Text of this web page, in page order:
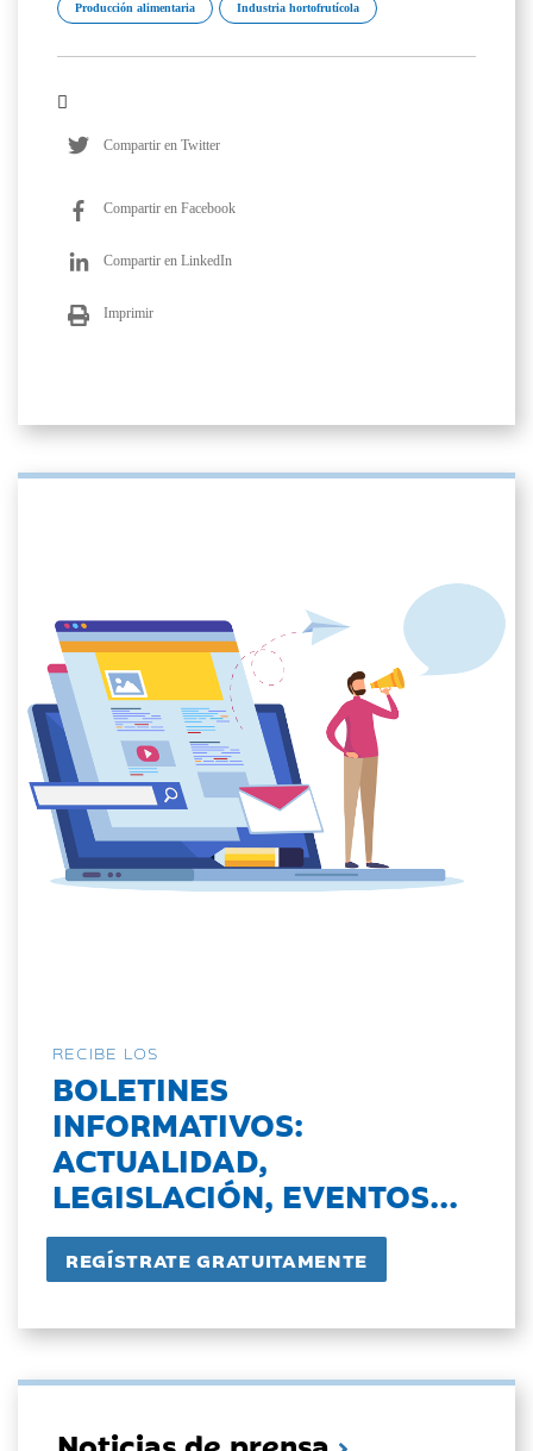
Producción alimentaria Industria hortofrutícola
Compartir en Twitter
Compartir en Facebook
Compartir en LinkedIn
Imprimir
RECIBE LOS
BOLETINES
INFORMATIVOS:
ACTUALIDAD,
LEGISLACIÓN, EVENTOS...